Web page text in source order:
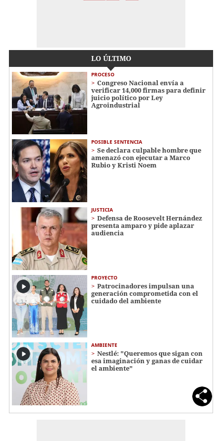
LO ÚLTIMO
PROCESO
Congreso Nacional envía a
verificar 14,000 firmas para definir
juicio político por Ley
Agroindustrial
POSIBLE SENTENCIA
Se declara culpable hombre que
amenazó con ejecutar a Marco
Rubio y Kristi Noem
JUSTICIA
Defensa de Roosevelt Hernández
presenta amparo y pide aplazar
audiencia
PROYECTO
Patrocinadores impulsan una
generación comprometida con el
cuidado del ambiente
AMBIENTE
Nestlé: "Queremos que sigan con
esa imaginación y ganas de cuidar
el ambiente"